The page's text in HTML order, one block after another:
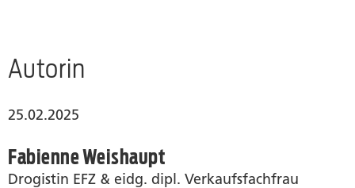
Autorin
25.02.2025
Fabienne Weishaupt
Drogistin EFZ & eidg. dipl. Verkaufsfachfrau